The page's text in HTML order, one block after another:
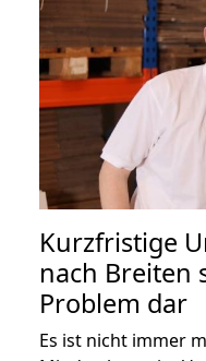
Kurzfristige
nach Breiten
Problem dar
Es ist nicht immer